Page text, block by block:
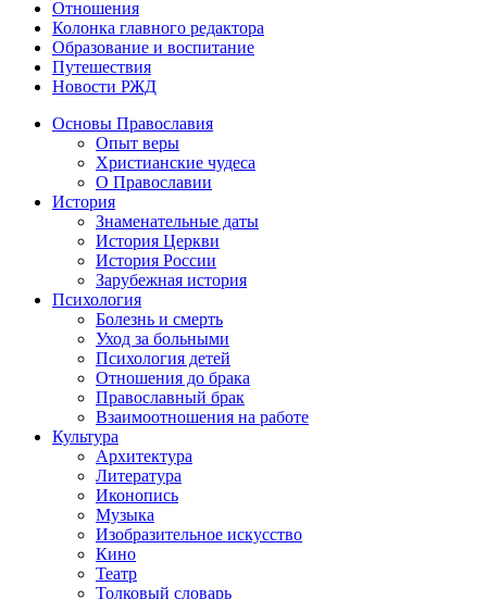
Отношения
Колонка главного редактора
Образование и воспитание
Путешествия
Новости РЖД
Основы Православия
Опыт веры
Христианские чудеса
О Православии
История
Знаменательные даты
История Церкви
История России
Зарубежная история
Психология
Болезнь и смерть
Уход за больными
Психология детей
Отношения до брака
Православный брак
Взаимоотношения на работе
Культура
Архитектура
Литература
Иконопись
Музыка
Изобразительное искусство
Кино
Театр
Толковый словарь